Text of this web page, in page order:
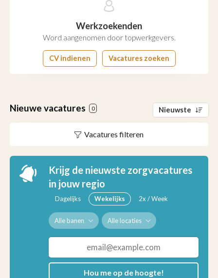
Werkzoekenden
Word aangenomen door topwerkgevers.
CV indienen Vacatures zoeken
Nieuwe vacatures 0 Nieuwste
Vacatures filteren
Krijg de nieuwste zorgvacatures
in jouw regio
Dagelijks Wekelijks 2x / Week
Alle banen Alle locaties
Hou me op de hoogte!